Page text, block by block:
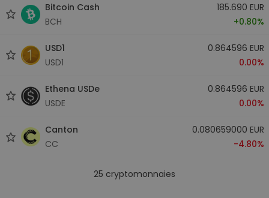
Bitcoin Cash
BCH
185.690 EUR
+0.80%
USD1
USD1
0.864596 EUR
0.00%
Ethena USDe
USDE
0.864596 EUR
0.00%
Canton
CC
0.080659000 EUR
-4.80%
25 cryptomonnaies